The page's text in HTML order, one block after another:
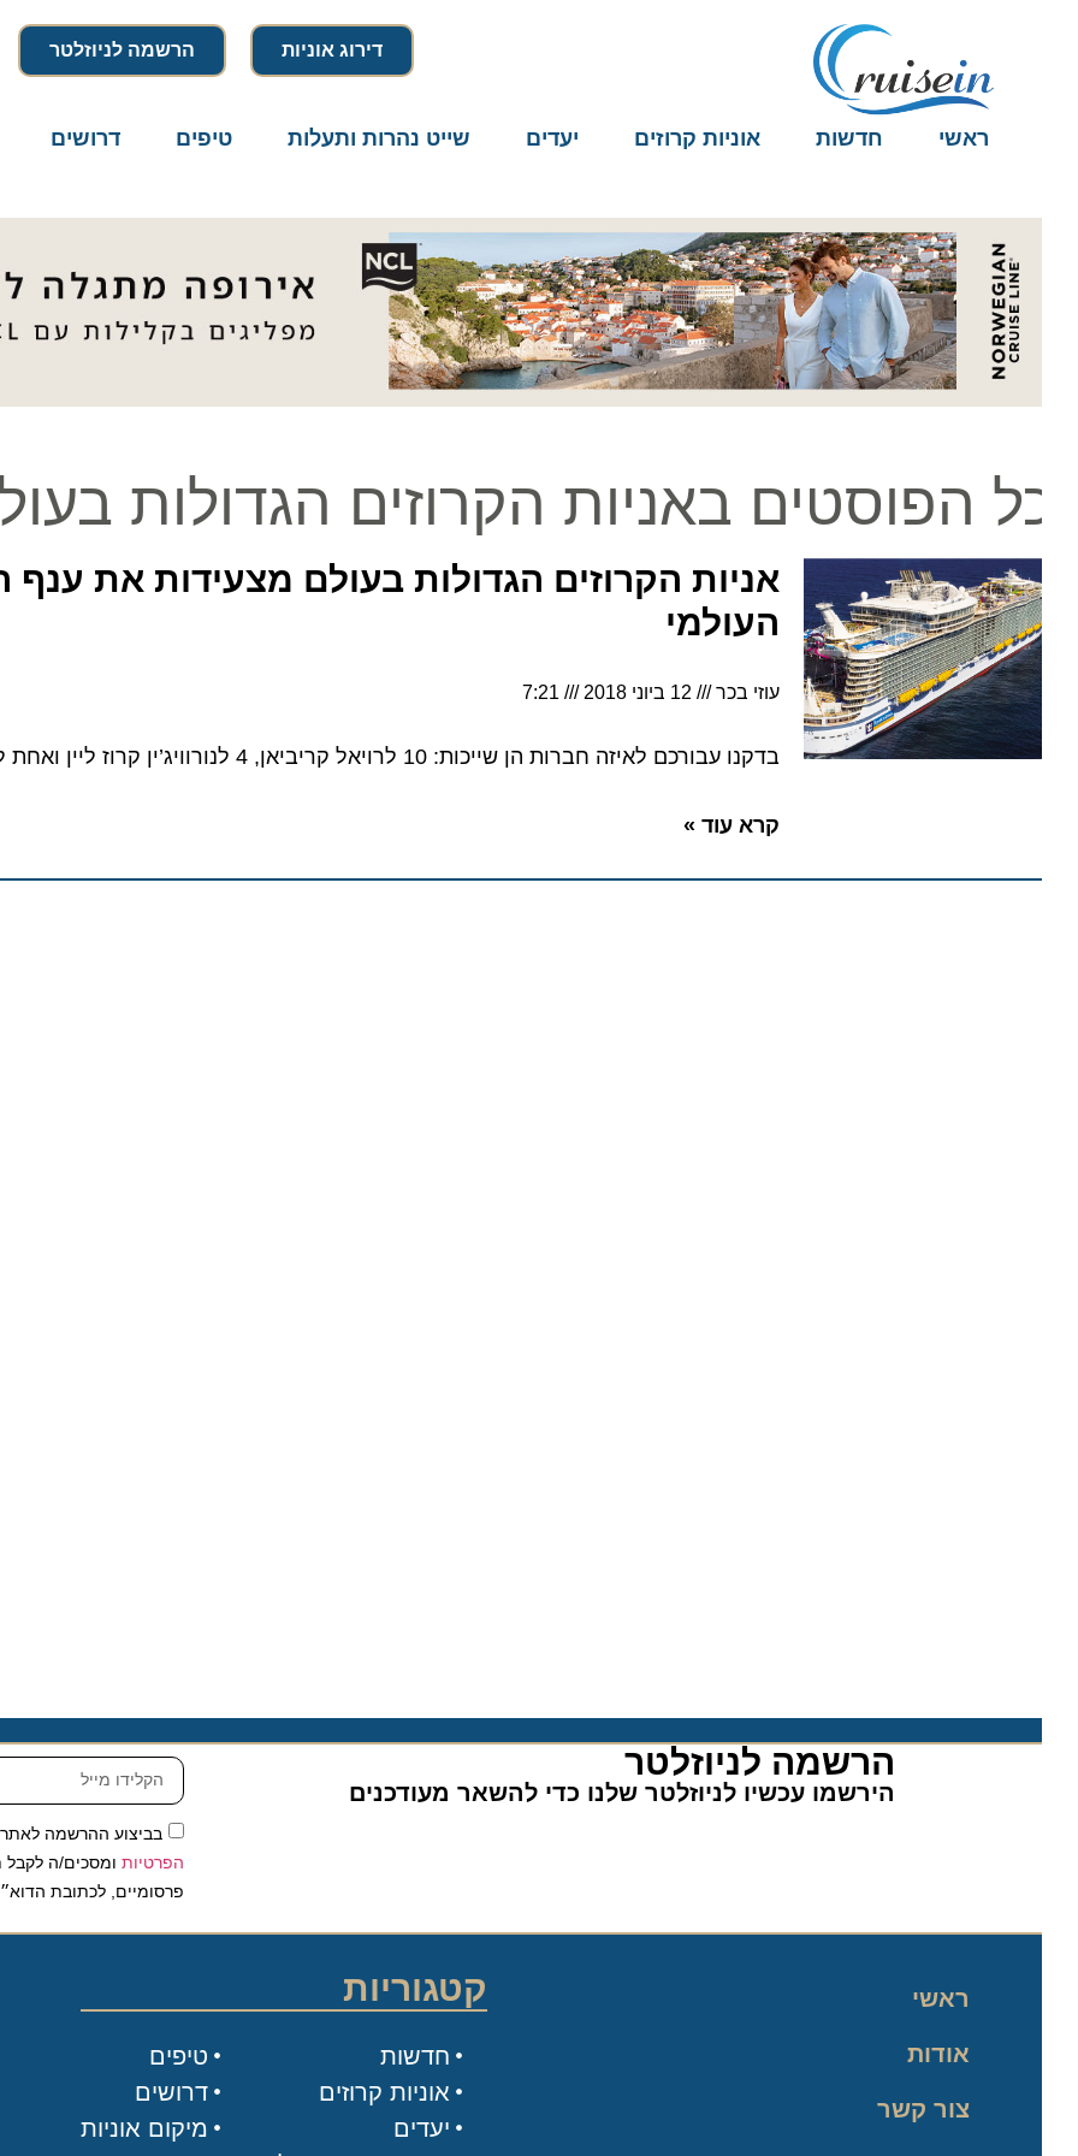
הרשמה לניוזלטר דירוג אוניות
ראשי חדשות אוניות קרוזים יעדים שייט נהרות ותעלות טיפים דרושים
הפוסטים באניות הקרוזים הגדולות
אניות הקרוזים הגדולות בעולם מצעידות את ענף
העולמי
עוזי בכר 12 ביוני 2018 7:21
בדקנו עבורכם לאיזה חברות הן שייכות: 10 לרויאל קריביאן, 4 לנורוויג’ין קרוז ליין ואחת ל- MSC
קרא עוד »
הרשמה לניוזלטר​
הירשמו עכשיו לניוזלטר שלנו כדי להשאר מעודכנים
בביצוע ההרשמה לאתר,
הפרטיותומסכים/ה לקבל
פרסומיים, לכתובת הדוא״ל
קטגוריות
טיפים
דרושים
מיקום אוניות
חדשות
אוניות קרוזים
יעדים
ראשי
אודות
צור קשר